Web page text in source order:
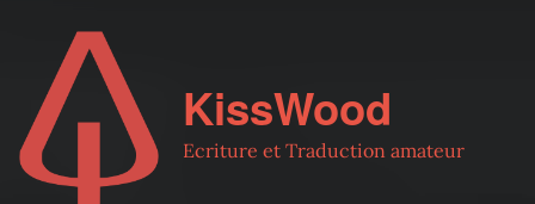
KissWood
Ecriture et Traduction amateur